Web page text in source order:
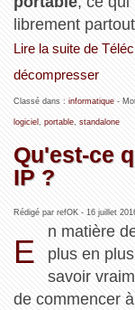
librement
Lire la suite de
décompresser
Classé dans : informatique-
logiciel , portable, standalone
Qu'est-ce
IP ?
Rédigé par refOK - 16 juillet
E
n matière
plus en
savoir
de commencer